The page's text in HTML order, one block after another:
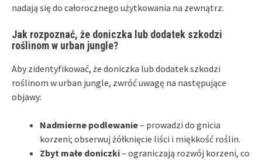
nadają się do całorocznego użytkowania na zewnątrz.
Jak rozpoznać, że doniczka lub dodatek szkodzi
roślinom w urban jungle?
Aby zidentyfikować, że doniczka lub dodatek szkodzi
roślinom w urban jungle, zwróć uwagę na następujące
objawy:
Nadmierne podlewanie– prowadzi do gnicia
korzeni; obserwuj żółknięcie liści i miękkość roślin.
Zbyt małe doniczki– ograniczają rozwój korzeni, co